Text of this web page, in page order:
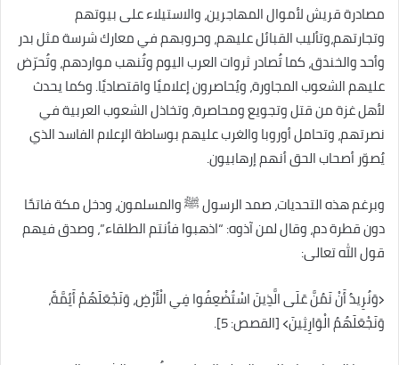
مصادرة قريش لأموال المهاجرين، والاستيلاء على بيوتهم
وتجارتهم،وتأليب القبائل عليهم، وحروبهم في معارك شرسة مثل بدر
وأحد والخندق، كما تُصادر ثروات العرب اليوم وتُنهب مواردهم، وتُحرّض
عليهم الشعوب المجاورة، ويُحاصرون إعلاميًا واقتصاديًا. وكما يحدث
لأهل غزة من قتل وتجويع ومحاصرة، وتخاذل الشعوب العربية في
نصرتهم، وتحامل أوروبا والغرب عليهم بوساطة الإعلام الفاسد الذي
يُصوّر أصحاب الحق أنهم إرهابيون.
وبرغم هذه التحديات، صمد الرسول ﷺ والمسلمون، ودخل مكة فاتحًا
دون قطرة دم، وقال لمن آذوه: “اذهبوا فأنتم الطلقاء”، وصدق فيهم
قول الله تعالى:
﴿وَنُرِيدُ أَنْ نَمُنَّ عَلَى الَّذِينَ اسْتُضْعِفُوا فِي الْأَرْضِ، وَنَجْعَلَهُمْ أَئِمَّةً،
وَنَجْعَلَهُمُ الْوَارِثِينَ﴾ [القصص: 5].